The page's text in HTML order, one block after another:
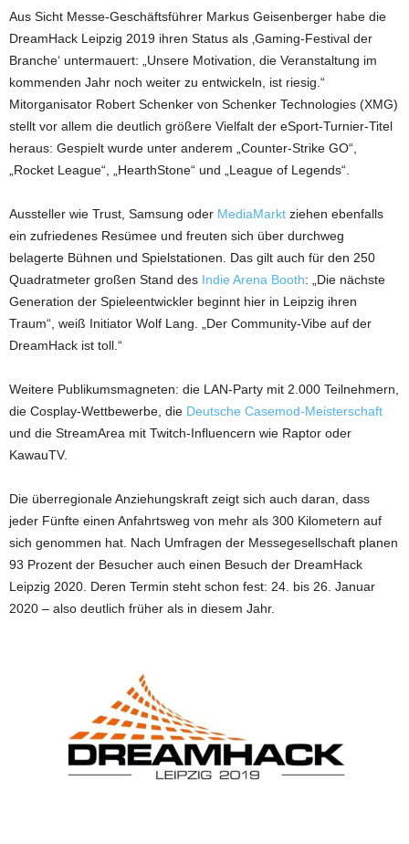
Aus Sicht Messe-Geschäftsführer Markus Geisenberger habe die
DreamHack Leipzig 2019 ihren Status als ‚Gaming-Festival der
Branche‘ untermauert: „Unsere Motivation, die Veranstaltung im
kommenden Jahr noch weiter zu entwickeln, ist riesig.“
Mitorganisator Robert Schenker von Schenker Technologies (XMG)
stellt vor allem die deutlich größere Vielfalt der eSport-Turnier-Titel
heraus: Gespielt wurde unter anderem „Counter-Strike GO“,
„Rocket League“, „HearthStone“ und „League of Legends“.
Aussteller wie Trust, Samsung oder MediaMarkt ziehen ebenfalls
ein zufriedenes Resümee und freuten sich über durchweg
belagerte Bühnen und Spielstationen. Das gilt auch für den 250
Quadratmeter großen Stand des Indie Arena Booth: „Die nächste
Generation der Spieleentwickler beginnt hier in Leipzig ihren
Traum“, weiß Initiator Wolf Lang. „Der Community-Vibe auf der
DreamHack ist toll.“
Weitere Publikumsmagneten: die LAN-Party mit 2.000 Teilnehmern,
die Cosplay-Wettbewerbe, die Deutsche Casemod-Meisterschaft
und die StreamArea mit Twitch-Influencern wie Raptor oder
KawauTV.
Die überregionale Anziehungskraft zeigt sich auch daran, dass
jeder Fünfte einen Anfahrtsweg von mehr als 300 Kilometern auf
sich genommen hat. Nach Umfragen der Messegesellschaft planen
93 Prozent der Besucher auch einen Besuch der DreamHack
Leipzig 2020. Deren Termin steht schon fest: 24. bis 26. Januar
2020 – also deutlich früher als in diesem Jahr.